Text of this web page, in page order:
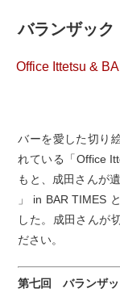
バランザック
Office Ittetsu &
バーを愛した切り
れている「Office
もと、成田さんが
」 in BAR TIMES
した。成田さんが
ださい。
第七回 バランザッ